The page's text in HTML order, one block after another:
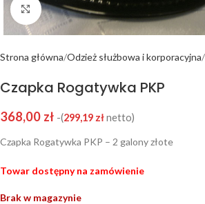
Click to enlarge
Strona główna Odzież służbowa i korporacyjna
Czapka Rogatywka PKP
368,00 zł -(299,19 złnetto)
Czapka Rogatywka PKP – 2 galony złote
Towar dostępny na zamówienie
Brak w magazynie